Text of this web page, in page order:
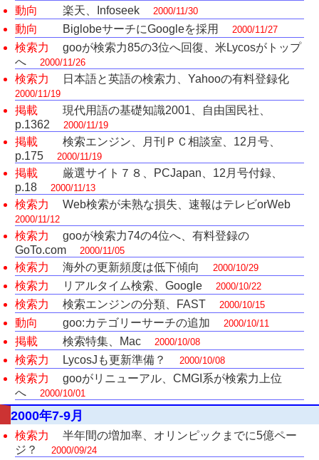
動向 楽天、Infoseek 2000/11/30
動向 BiglobeサーチにGoogleを採用 2000/11/27
検索力
gooが検索力85の3位へ回復、米Lycosがトップ
へ
2000/11/26
検索力 日本語と英語の検索力、Yahooの有料登録化
2000/11/19
掲載
現代用語の基礎知識2001、自由国民社、
p.1362
2000/11/19
掲載
検索エンジン、月刊ＰＣ相談室、12月号、
p.175
2000/11/19
掲載
厳選サイト７８、PCJapan、12月号付録、
p.18
2000/11/13
検索力 Web検索が未熟な損失、速報はテレビorWeb
2000/11/12
検索力
gooが検索力74の4位へ、有料登録の
GoTo.com
2000/11/05
検索力 海外の更新頻度は低下傾向 2000/10/29
検索力 リアルタイム検索、Google 2000/10/22
検索力 検索エンジンの分類、FAST 2000/10/15
動向 goo:カテゴリーサーチの追加 2000/10/11
掲載 検索特集、Mac 2000/10/08
検索力 LycosJも更新準備？ 2000/10/08
検索力
gooがリニューアル、CMGI系が検索力上位
へ
2000/10/01
2000年7-9月
検索力
半年間の増加率、オリンピックまでに5億ペー
ジ？
2000/09/24